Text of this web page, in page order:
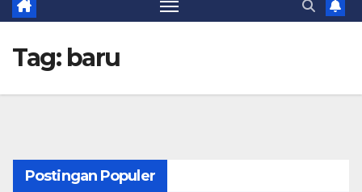
Tag: baru
Postingan Populer